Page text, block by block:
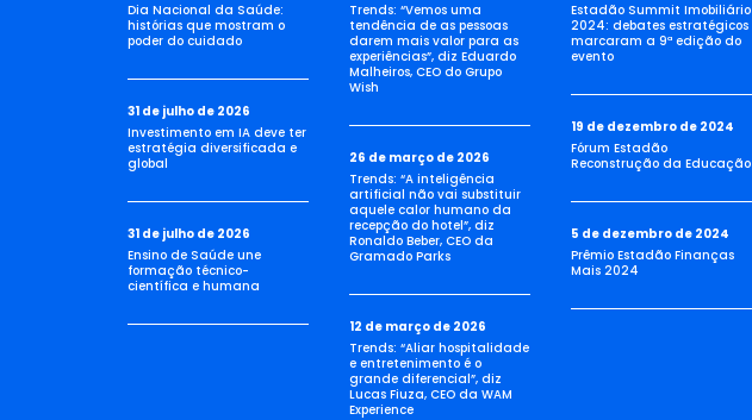
Dia Nacional da Saúde:
histórias que mostram o
poder do cuidado
31 de julho de 2026
Investimento em IA deve ter
estratégia diversificada e
global
31 de julho de 2026
Ensino de Saúde une
formação técnico-
científica e humana
Trends: “Vemos uma
tendência de as pessoas
darem mais valor para as
experiências”, diz Eduardo
Malheiros, CEO do Grupo
Wish
26 de março de 2026
Trends: “A inteligência
artificial não vai substituir
aquele calor humano da
recepção do hotel”, diz
Ronaldo Beber, CEO da
Gramado Parks
12 de março de 2026
Trends: “Aliar hospitalidade
e entretenimento é o
grande diferencial”, diz
Lucas Fiuza, CEO da WAM
Experience
Estadão Summit Imobiliário
2024: debates estratégicos
marcaram a 9ª edição do
evento
19 de dezembro de 2024
Fórum Estadão
Reconstrução da Educação
5 de dezembro de 2024
Prêmio Estadão Finanças
Mais 2024